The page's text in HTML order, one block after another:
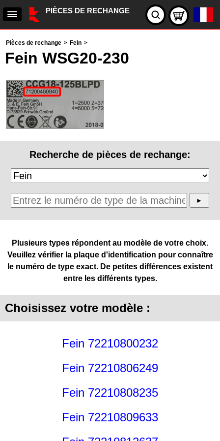
PIÈCES DE RECHANGE
Pièces de rechange > Fein >
Fein WSG20-230
Recherche de pièces de rechange:
Plusieurs types répondent au modèle de votre choix.
Veuillez vérifier la plaque d'identification pour connaître
le numéro de type exact. De petites différences existent
entre les différents types.
Choisissez votre modèle :
Fein 72210800232
Fein 72210806249
Fein 72210808235
Fein 72210809633